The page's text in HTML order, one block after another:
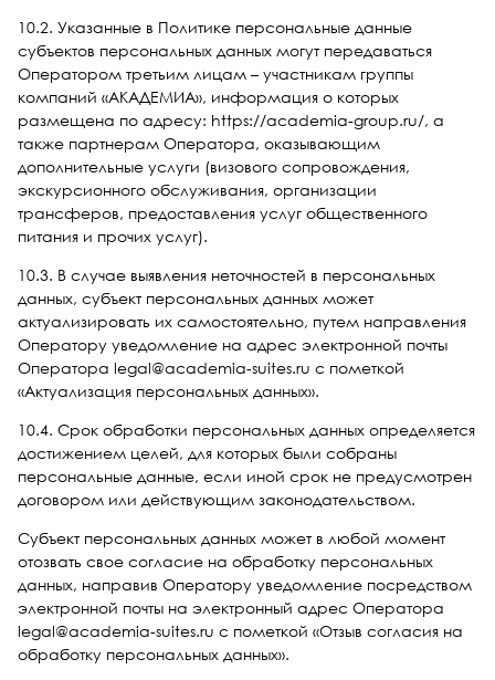
10.2. Указанные в Политике персональные данные
субъектов персональных данных могут передаваться
Оператором третьим лицам – участникам группы
компаний «АКАДЕМИА», информация о которых
размещена по адресу: https://academia-group.ru/, а
также партнерам Оператора, оказывающим
дополнительные услуги (визового сопровождения,
экскурсионного обслуживания, организации
трансферов, предоставления услуг общественного
питания и прочих услуг).
10.3. В случае выявления неточностей в персональных
данных, субъект персональных данных может
актуализировать их самостоятельно, путем направления
Оператору уведомление на адрес электронной почты
Оператора legal@academia-suites.ru с пометкой
«Актуализация персональных данных».
10.4. Срок обработки персональных данных определяется
достижением целей, для которых были собраны
персональные данные, если иной срок не предусмотрен
договором или действующим законодательством.
Субъект персональных данных может в любой момент
отозвать свое согласие на обработку персональных
данных, направив Оператору уведомление посредством
электронной почты на электронный адрес Оператора
legal@academia-suites.ru с пометкой «Отзыв согласия на
обработку персональных данных».